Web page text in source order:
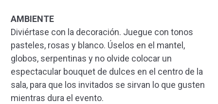
AMBIENTE
Diviértase con la decoración. Juegue con tonos
pasteles, rosas y blanco. Úselos en el mantel,
globos, serpentinas y no olvide colocar un
espectacular bouquet de dulces en el centro de la
sala, para que los invitados se sirvan lo que gusten
mientras dura el evento.